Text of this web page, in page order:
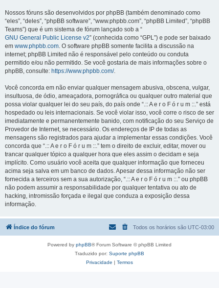
Nossos fóruns são desenvolvidos por phpBB (também denominado como
“eles”, “deles”, “phpBB software”, “www.phpbb.com”, “phpBB Limited”, “phpBB
Teams”) que é um sistema de fórum lançado sob a “
GNU General Public License v2” (conhecida como “GPL”) e pode ser baixado
em www.phpbb.com. O software phpBB somente facilita a discussão na
internet; phpBB Limited não é responsável pelo conteúdo ou conduta
permitido e/ou não permitido. Se você gostaria de mais informações sobre o
phpBB, consulte: https://www.phpbb.com/.
Você concorda em não enviar qualquer mensagem abusiva, obscena, vulgar,
insultuosa, de ódio, ameaçadora, pornográfica ou qualquer outro material que
possa violar qualquer lei do seu país, do país onde “.:: A e r o F ó r u m ::.” está
hospedado ou leis internacionais. Se você violar isso, você corre o risco de ser
imediatamente e permanentemente banido, com notificação do seu Serviço de
Provedor de Internet, se necessário. Os endereços de IP de todas as
mensagens são registrados para ajudar a implementar essas condições. Você
concorda que “.:: A e r o F ó r u m ::.” tem o direito de excluir, editar, mover ou
trancar qualquer tópico a qualquer hora que eles assim o decidam e seja
implícito. Como usuário você aceita que qualquer informação que forneceu
acima seja salva em um banco de dados. Apesar dessa informação não ser
fornecida a terceiros sem a sua autorização, “.:: A e r o F ó r u m ::.” ou phpBB
não podem assumir a responsabilidade por qualquer tentativa ou ato de
hacking, intromissão forçada e ilegal que conduza a exposição dessa
informação.
Índice do fórum Todos os horários são UTC-03:00
Powered by phpBB® Forum Software © phpBB Limited
Traduzido por: Suporte phpBB
Privacidade | Termos